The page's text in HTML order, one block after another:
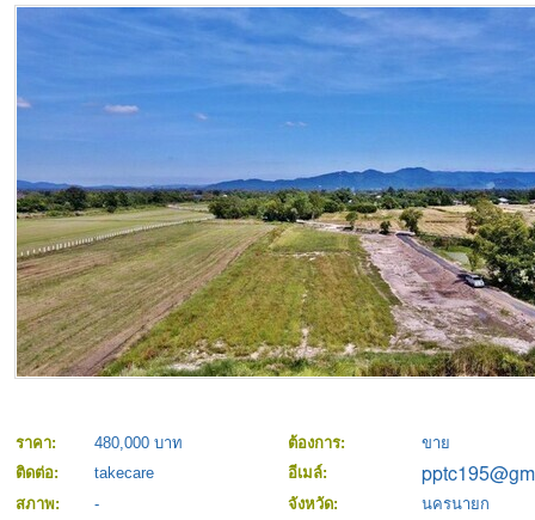
ราคา: 480,000 บาท ต้องการ:
ขาย
ติดต่อ:
takecare
อีเมล์:
สภาพ:
- จังหวัด:
นครนายก